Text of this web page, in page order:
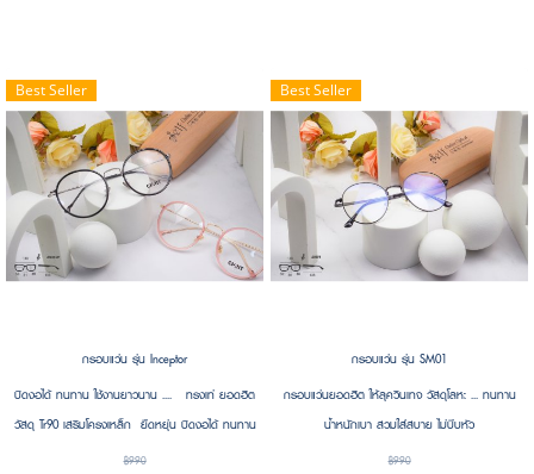
Best Seller
กรอบแว่น รุ่น Inceptor
บิดงอได้ ทนทาน ใช้งานยาวนาน .... ทรงเท่ ยอดฮิต
วัสดุ Tr90 เสริมโครงเหล็ก ยืดหยุ่น บิดงอได้ ทนทาน
สูงไม่หักง่ายๆแน่นอน ใช้งานลุยๆได้เต็มที่
฿990
Best Seller
กรอบแว่น รุ่น SM01
กรอบแว่นยอดฮิต ให้ลุควินเทจ วัสดุโลหะ ... ทนทาน
น้ำหนักเบา สวมใส่สบาย ไม่บีบหัว
฿990